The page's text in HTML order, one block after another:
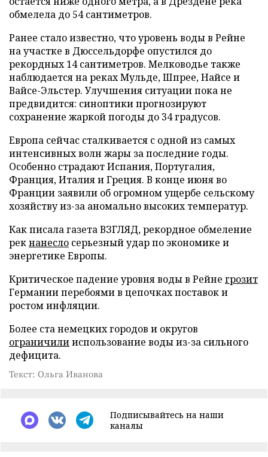
обмелела до 54 сантиметров.
Ранее стало известно, что уровень воды в Рейне
на участке в Дюссельдорфе опустился до
рекордных 14 сантиметров. Мелководье также
наблюдается на реках Мульде, Шпрее, Найсе и
Вайсе-Эльстер. Улучшения ситуации пока не
предвидится: синоптики прогнозируют
сохранение жаркой погоды до 34 градусов.
Европа сейчас сталкивается с одной из самых
интенсивных волн жары за последние годы.
Особенно страдают Испания, Португалия,
Франция, Италия и Греция. В конце июня во
Франции заявили об огромном ущербе сельскому
хозяйству из-за аномально высоких температур.
Как писала газета ВЗГЛЯД, рекордное обмеление
рекнанесло серьезный удар по экономике и
энергетике Европы.
Критическое падение уровня воды в Рейне грозит
Германии перебоями в цепочках поставок и
ростом инфляции.
Более ста немецких городов и округов
ограничилииспользование воды из-за сильного
дефицита.
Текст: Ольга Иванова
Подписывайтесь на наши
каналы